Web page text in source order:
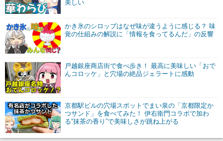
美しい
かき氷のシロップはなぜ味が違うように感じる？ 味
覚の仕組みの解説に「情報を食ってるんだ」の反響
戸越銀座商店街で食べ歩き！ 最高に美味しい「おで
んコロッケ」と穴場の絶品ジェラートに感動
京都駅ビルの穴場スポットでまい泉の「京都限定か
つサンド」を食べてみた！ 伊右衛門コラボで加わ
る“抹茶の香り”で美味しさが跳ね上がる